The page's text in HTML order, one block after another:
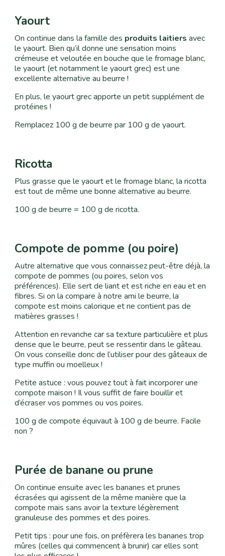
Yaourt
On continue dans la famille des produits laitiers avec
le yaourt. Bien qu’il donne une sensation moins
crémeuse et veloutée en bouche que le fromage blanc,
le yaourt (et notamment le yaourt grec) est une
excellente alternative au beurre !
En plus, le yaourt grec apporte un petit supplément de
protéines !
Remplacez 100 g de beurre par 100 g de yaourt.
Ricotta
Plus grasse que le yaourt et le fromage blanc, la ricotta
est tout de même une bonne alternative au beurre.
100 g de beurre = 100 g de ricotta.
Compote de pomme (ou poire)
Autre alternative que vous connaissez peut-être déjà, la
compote de pommes (ou poires, selon vos
préférences). Elle sert de liant et est riche en eau et en
fibres. Si on la compare à notre ami le beurre, la
compote est moins calorique et ne contient pas de
matières grasses !
Attention en revanche car sa texture particulière et plus
dense que le beurre, peut se ressentir dans le gâteau.
On vous conseille donc de l’utiliser pour des gâteaux de
type muffin ou moelleux !
Petite astuce : vous pouvez tout à fait incorporer une
compote maison ! Il vous suffit de faire bouillir et
d’écraser vos pommes ou vos poires.
100 g de compote équivaut à 100 g de beurre. Facile
non ?
Purée de banane ou prune
On continue ensuite avec les bananes et prunes
écrasées qui agissent de la même manière que la
compote mais sans avoir la texture légèrement
granuleuse des pommes et des poires.
Petit tips : pour une fois, on préfèrera les bananes trop
mûres (celles qui commencent à brunir) car elles sont